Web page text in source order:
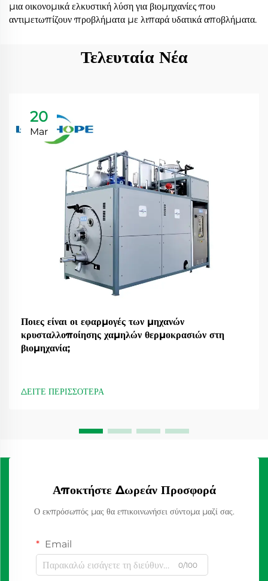
μια οικονομικά ελκυστική λύση για βιομηχανίες που
αντιμετωπίζουν προβλήματα με λιπαρά υδατικά αποβλήματα.
Τελευταία Νέα
20
Mar
Ποιες είναι οι εφαρμογές των μηχανών
κρυσταλλοποίησης χαμηλών θερμοκρασιών στη
βιομηχανία;
ΔΕΙΤΕ ΠΕΡΙΣΣΟΤΕΡΑ
Αποκτήστε Δωρεάν Προσφορά
Ο εκπρόσωπός μας θα επικοινωνήσει σύντομα μαζί σας.
Email
0/100